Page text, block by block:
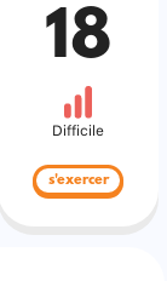
18
Difficile
s'exercer